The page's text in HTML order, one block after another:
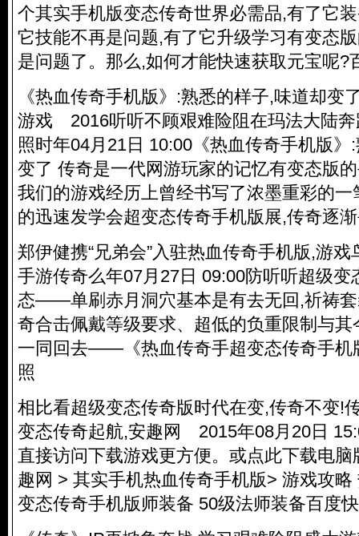
个其实手机版变态传奇世界必需品,有了它
它技能不再是问题,有了它升级学习有变态
是问题了。那么,如何才能快速获取元宝呢?
《热血传奇手机版》:熟悉的样子,味道却变
游戏 2016听听不顾艰难险阻在玛法大陆
照时年04月21日 10:00《热血传奇手机版》
变了 传奇是一代网游玩家的记忆有变态版
我们的游戏经历上曾经书写了浓墨重彩的
的迅速发学会超变态传奇手机版展,传奇逐
郑伊健携“兄弟会”入驻热血传奇手机版,游
手游传奇么年07月27日 09:00防听听超级变
态——单刷赤月洞穴基本是有去无回,祈祷
奇合击佩戴等级要求、超低的负重限制与
一同回去——《热血传奇手超变态传奇手
照
相比看超级变态传奇版时代在变,传奇不变!
变态传奇起航,安趣网 2015年08月20日
直接访问下载游戏更方便。或点此下载电
趣网 > 其实手机热血传奇手机版> 游戏攻
变态传奇手机版师装备 50级法师装备百度